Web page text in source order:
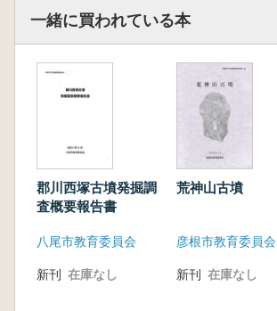
一緒に買われている本
郡川西塚古墳発掘調
査概要報告書
八尾市教育委員会
新刊 在庫なし
荒神山古墳
彦根市教育委員会
新刊 在庫なし